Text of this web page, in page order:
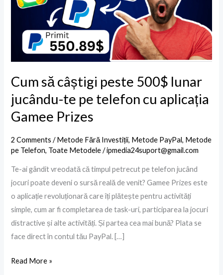
Cum să câștigi peste 500$ lunar
jucându-te pe telefon cu aplicația
Gamee Prizes
2 Comments /Metode Fără Investiții, Metode PayPal, Metode
pe Telefon, Toate Metodele/ipmedia24suport@gmail.com
Te-ai gândit vreodată că timpul petrecut pe telefon jucând
jocuri poate deveni o sursă reală de venit? Gamee Prizes este
o aplicație revoluționară care îți plătește pentru activități
simple, cum ar fi completarea de task-uri, participarea la jocuri
distractive și alte activități. Și partea cea mai bună? Plata se
face direct în contul tău PayPal. […]
500$
jucându-
pe
telefon
cu
aplicația
Gamee
Read More »